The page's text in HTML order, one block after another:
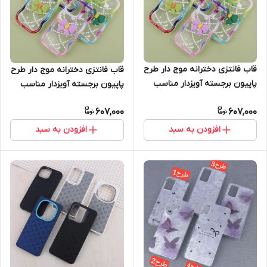
قاب فانتزی دخترانه موج دار طرح
پاپیون برجسته آویزدار مناسب
607,000
افزودن به سبد
قاب فانتزی دخترانه موج دار طرح
پاپیون برجسته آویزدار مناسب
607,000
افزودن به سبد